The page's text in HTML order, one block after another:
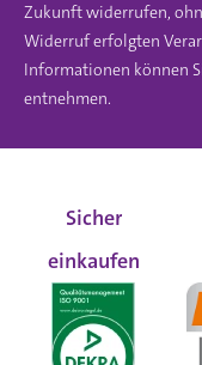
Zukunft widerrufen,
Widerruf erfolgten
Informationen können
entnehmen.
Sicher
einkaufen